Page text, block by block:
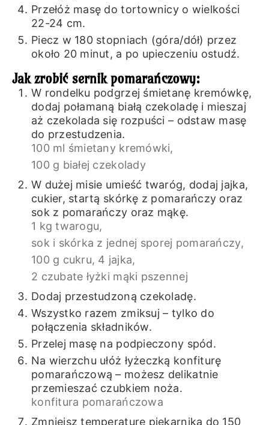
Przełóż masę do tortownicy o wielkości
22-24 cm.
Piecz w 180 stopniach (góra/dół) przez
około 20 minut, a po upieczeniu ostudź.
Jak zrobić sernik pomarańczowy:
W rondelku podgrzej śmietanę kremówkę,
dodaj połamaną białą czekoladę i mieszaj
aż czekolada się rozpuści – odstaw masę
do przestudzenia.
100 ml śmietany kremówki,
100 g białej czekolady
W dużej misie umieść twaróg, dodaj jajka,
cukier, startą skórkę z pomarańczy oraz
sok z pomarańczy oraz mąkę.
1 kg twarogu,
sok i skórka z jednej sporej pomarańczy,
100 g cukru, 4 jajka,
2 czubate łyżki mąki pszennej
Dodaj przestudzoną czekoladę.
Wszystko razem zmiksuj – tylko do
połączenia składników.
Przelej masę na podpieczony spód.
Na wierzchu ułóż łyżeczką konfiturę
pomarańczową – możesz delikatnie
przemieszać czubkiem noża.
konfitura pomarańczowa
Zmniejsz temperaturę piekarnika do 150